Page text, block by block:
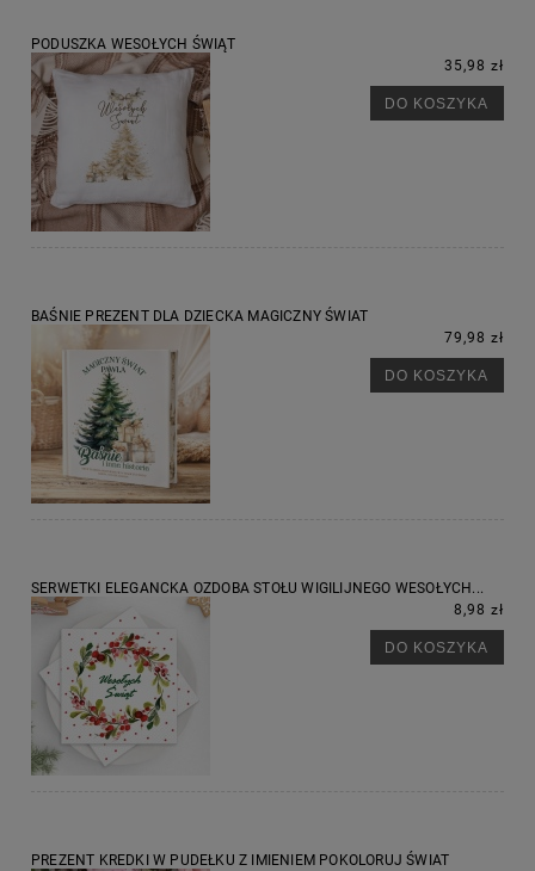
PODUSZKA WESOŁYCH ŚWIĄT
35,98 zł
DO KOSZYKA
BAŚNIE PREZENT DLA DZIECKA MAGICZNY ŚWIAT
79,98 zł
DO KOSZYKA
SERWETKI ELEGANCKA OZDOBA STOŁU WIGILIJNEGO WESOŁYCH...
8,98 zł
DO KOSZYKA
PREZENT KREDKI W PUDEŁKU Z IMIENIEM POKOLORUJ ŚWIAT